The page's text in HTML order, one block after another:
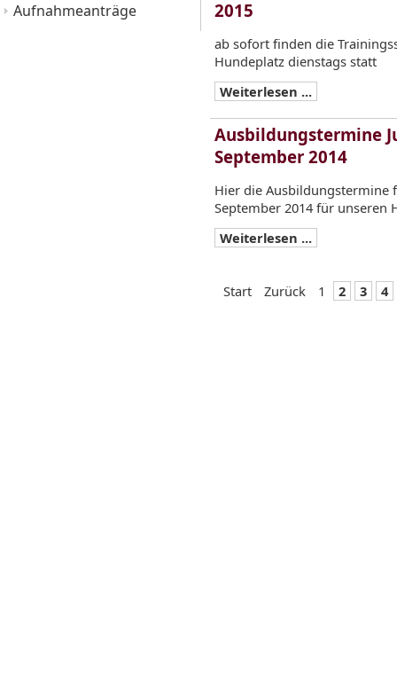
Aufnahmeanträge
2015
ab sofort finden die
Hundeplatz dienstags statt
Weiterlesen ...
Ausbildungstermine
September 2014
Hier die Ausbildungstermine
September 2014 für unseren
Weiterlesen ...
Start Zurück 1 2 3 4